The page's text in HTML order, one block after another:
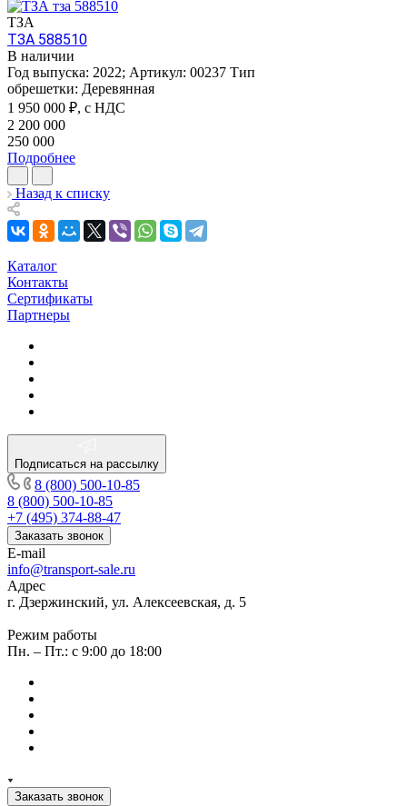
ТЗА
ТЗА 588510
В наличии
Год выпуска: 2022; Артикул: 00237 Тип
обрешетки: Деревянная
1 950 000 ₽, с НДС
2 200 000
250 000
Подробнее
Назад к списку
Каталог
Контакты
Сертификаты
Партнеры
Подписаться на рассылку
8 (800) 500-10-85
8 (800) 500-10-85
+7 (495) 374-88-47
Заказать звонок
E-mail
info@transport-sale.ru
Адрес
г. Дзержинский, ул. Алексеевская, д. 5
Режим работы
Пн. – Пт.: с 9:00 до 18:00
Заказать звонок